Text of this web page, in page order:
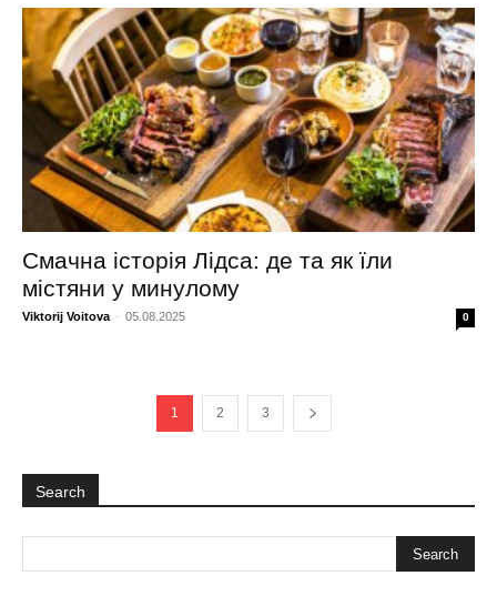
Смачна історія Лідса: де та як їли
містяни у минулому
Viktorij Voitova - 05.08.2025 0
1 2 3
Search